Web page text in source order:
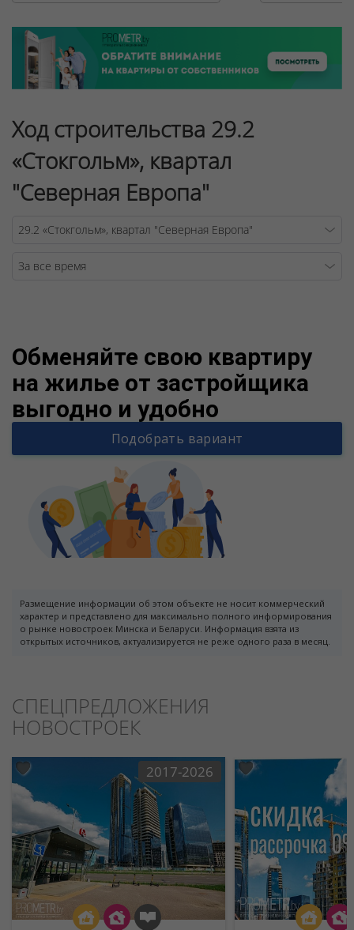
Ход строительства 29.2
«Стокгольм», квартал
"Северная Европа"
Обменяйте свою квартиру
на жилье от застройщика
выгодно и удобно
Подобрать вариант
Размещение информации об этом объекте не носит коммерческий
характер и представлено для максимально полного информирования
о рынке новостроек Минска и Беларуси. Информация взята из
открытых источников, актуализируется не реже одного раза в месяц.
СПЕЦПРЕДЛОЖЕНИЯ
НОВОСТРОЕК
2017-2026